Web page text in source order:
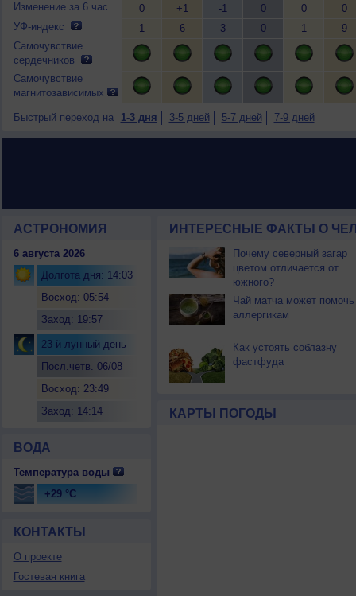
Изменение за 6 час
УФ-индекс
Самочувствие
сердечников
Самочувствие
магнитозависимых
0
1
+1
6
-1
3
0
0
0
1
0
9
Быстрый переход на 1-3 дня 3-5 дней 5-7 дней 7-9 дней
АСТРОНОМИЯ
6 августа 2026
Долгота дня: 14:03
Восход: 05:54
Заход: 19:57
23-й лунный день
Посл.четв. 06/08
Восход: 23:49
Заход: 14:14
ВОДА
Температура воды
+29 °C
КОНТАКТЫ
О проекте
Гостевая книга
ИНТЕРЕСНЫЕ ФАКТЫ О
Почему северный загар
цветом отличается от
южного?
Чай матча может помочь
аллергикам
Как устоять соблазну
фастфуда
КАРТЫ ПОГОДЫ